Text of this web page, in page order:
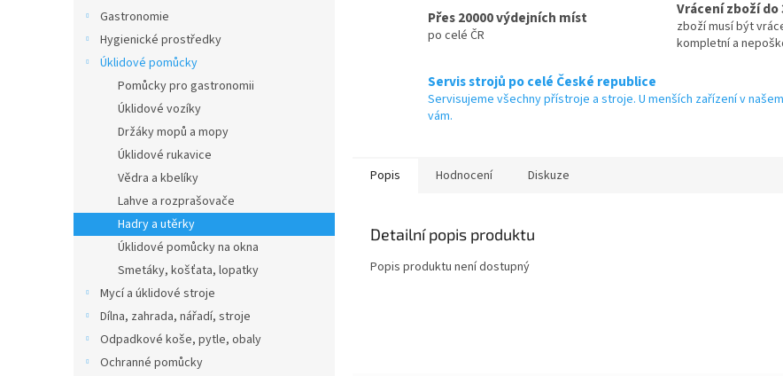
Gastronomie
Hygienické prostředky
Úklidové pomůcky
Pomůcky pro gastronomii
Úklidové vozíky
Držáky mopů a mopy
Úklidové rukavice
Vědra a kbelíky
Lahve a rozprašovače
Hadry a utěrky
Úklidové pomůcky na okna
Smetáky, košťata, lopatky
Mycí a úklidové stroje
Dílna, zahrada, nářadí, stroje
Odpadkové koše, pytle, obaly
Ochranné pomůcky
Přes 20000 výdejních míst
po celé ČR
Vrácení zboží do
zboží musí být
kompletní a
Servis strojů po celé České republice
Servisujeme všechny přístroje a stroje. U menších zařízení v
vám.
Popis Hodnocení Diskuze
Detailní popis produktu
Popis produktu není dostupný